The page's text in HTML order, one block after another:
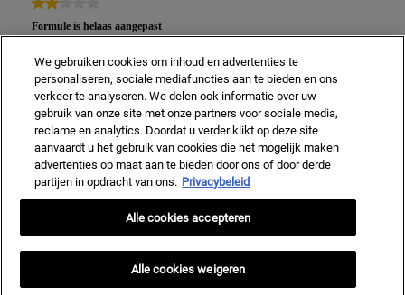
We gebruiken cookies om inhoud en advertenties te
personaliseren, sociale mediafuncties aan te bieden en ons
verkeer te analyseren. We delen ook informatie over uw
gebruik van onze site met onze partners voor sociale media,
reclame en analytics. Doordat u verder klikt op deze site
aanvaardt u het gebruik van cookies die het mogelijk maken
advertenties op maat aan te bieden door ons of door derde
partijen in opdracht van ons. Privacybeleid
Alle cookies weigeren
Alle cookies accepteren